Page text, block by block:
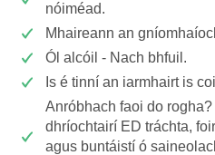
nóiméad.
Mhaireann an
Ól alcóil - Nach bhfuil.
Is é tinní an iarmhairt is
Anróbhach faoi do
dhríochtairí ED tráchta,
agus buntáistí ó